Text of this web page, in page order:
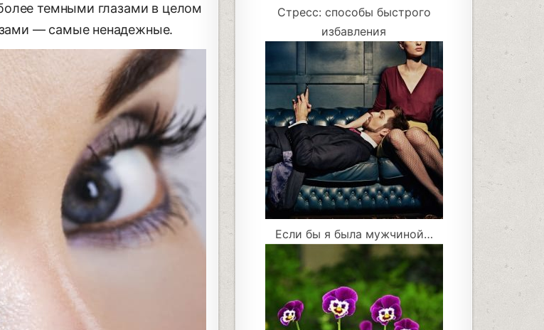
темными глазами в целом
— самые ненадежные.
Стресс: способы быстрого
избавления
Если бы я была мужчиной…